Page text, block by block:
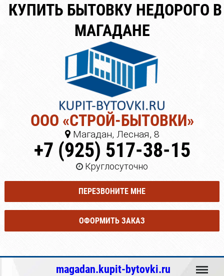
КУПИТЬ БЫТОВКУ НЕДОРОГО В
МАГАДАНЕ
ООО «СТРОЙ-БЫТОВКИ»
Магадан, Лесная, 8
+7 (925) 517-38-15
Круглосуточно
ПЕРЕЗВОНИТЕ МНЕ
ОФОРМИТЬ ЗАКАЗ
magadan.kupit-bytovki.ru Меню